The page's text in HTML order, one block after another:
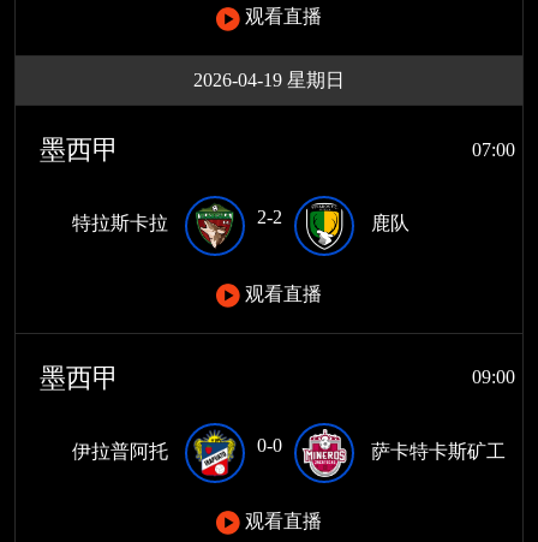
观看直播
2026-04-19 星期日
墨西甲 07:00
特拉斯卡拉 2-2 鹿队
观看直播
墨西甲 09:00
伊拉普阿托 0-0 萨卡特卡斯矿工
观看直播